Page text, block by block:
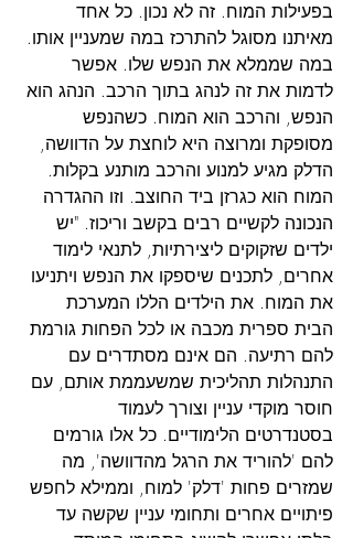
בפעילות המוח. זה לא נכון. כל אחד
מאיתנו מסוגל להתרכז במה שמעניין אותו.
במה שממלא את הנפש שלו. אפשר
לדמות את זה לנהג בתוך הרכב. הנהג הוא
הנפש, והרכב הוא המוח. כשהנפש
מסופקת ומרוצה היא לוחצת על הדוושה,
הדלק מגיע למנוע והרכב מותנע בקלות.
המוח הוא כגרזן ביד החוצב. וזו ההגדרה
הנכונה לקשיים רבים בקשב וריכוז. "יש
ילדים שזקוקים ליצירתיות, לתנאי לימוד
אחרים, לתכנים שיספקו את הנפש ויתניעו
את המוח. את הילדים הללו המערכת
הבית ספרית מכבה או לכל הפחות גורמת
להם רתיעה. הם אינם מסתדרים עם
התנהלות תהליכית שמשעממת אותם, עם
חוסר מוקדי עניין וצורך לעמוד
בסטנדרטים הלימודיים. כל אלו גורמים
להם 'להוריד את הרגל מהדוושה', מה
שמזרים פחות 'דלק' למוח, וממילא לחפש
פיתויים אחרים ותחומי עניין שקשה עד